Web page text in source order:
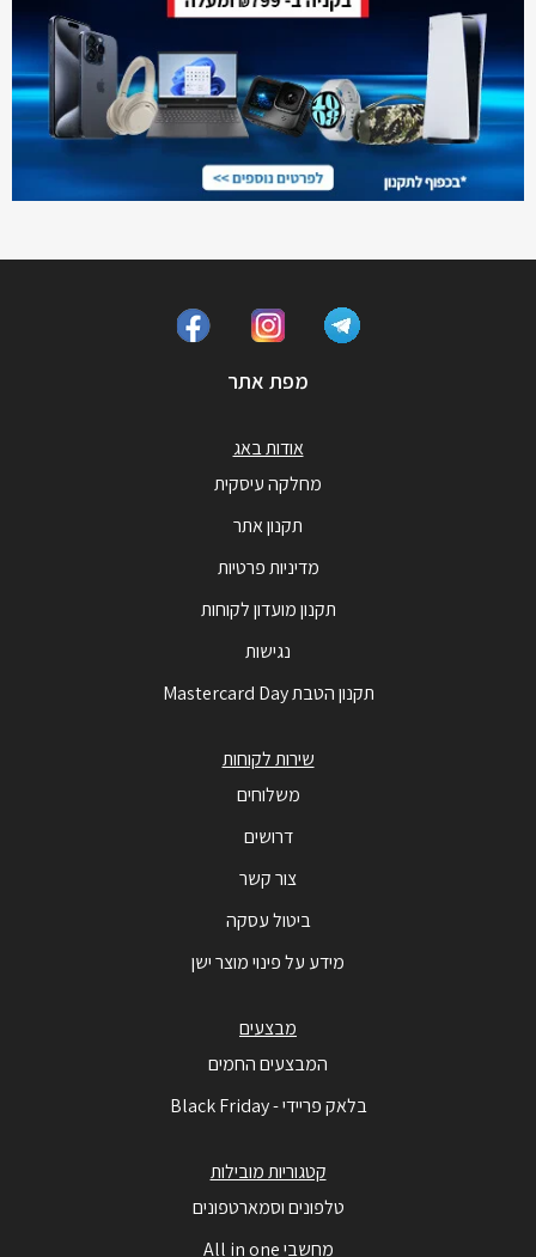
מפת אתר
אודות באג
מחלקה עיסקית
תקנון אתר
מדיניות פרטיות
תקנון מועדון לקוחות
נגישות
תקנון הטבת Mastercard Day
שירות לקוחות
משלוחים
דרושים
צור קשר
ביטול עסקה
מידע על פינוי מוצר ישן
מבצעים
המבצעים החמים
בלאק פריידי - Black Friday
קטגוריות מובילות
טלפונים וסמארטפונים
מחשבי All in one